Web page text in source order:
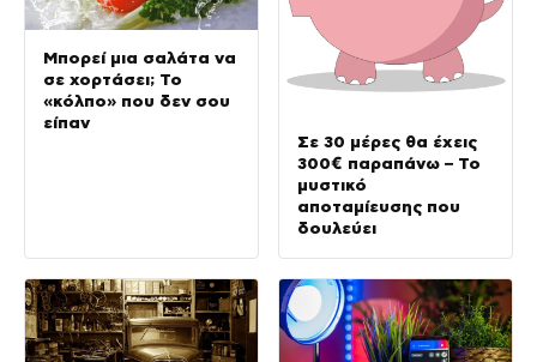
Μπορεί μια σαλάτα να
σε χορτάσει; Το
«κόλπο» που δεν σου
είπαν
Σε 30 μέρες θα έχεις
300€ παραπάνω – Το
μυστικό
αποταμίευσης που
δουλεύει